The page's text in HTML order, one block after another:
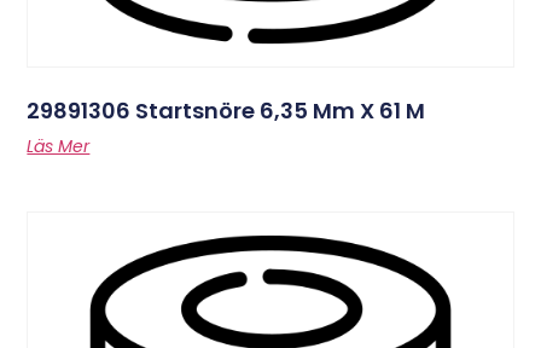
29891306 Startsnöre 6,35 Mm X 61 M
Läs Mer